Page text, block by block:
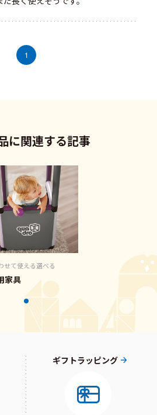
1
に関連する記事
せて使える選べる
家具
ギフトラッピング